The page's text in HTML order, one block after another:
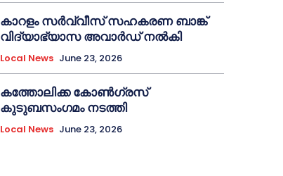
കാറളം സർവ്വീസ് സഹകരണ ബാങ്ക്
വിദ്യാഭ്യാസ അവാർഡ് നൽകി
Local News June 23, 2026
കത്തോലിക്ക കോൺഗ്രസ്
കുടുബസംഗമം നടത്തി
Local News June 23, 2026